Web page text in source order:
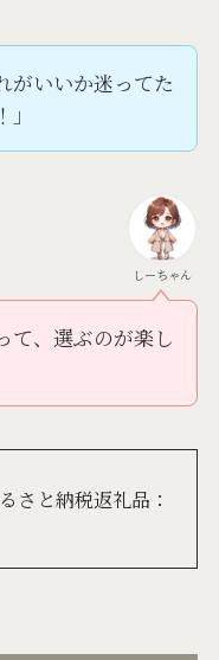
がいいか迷ってた
しーちゃん
て、選ぶのが楽し
さと納税返礼品：